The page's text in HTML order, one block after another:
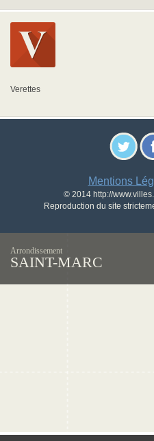
Verettes
Mentions
© 2014 http://
Reproduction du site
Arrondissement
SAINT-MARC